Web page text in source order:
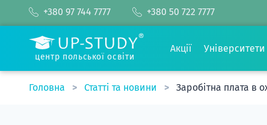
+380 97 744 7777 +380 50 722 7777
центр польської освіти
Акції Університети
Головна Статті та новини Заробітна плата в